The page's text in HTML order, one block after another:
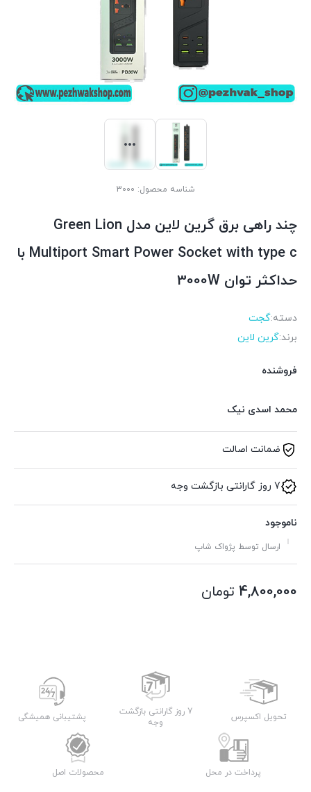
شناسه محصول: 3000
چند راهی برق گرین لاین مدل Green Lion
Multiport Smart Power Socket with type c با
حداکثر توان 3000W
دسته:گجت
برند:گرین لاین
فروشنده
محمد اسدی نیک
ضمانت اصالت
7 روز گارانتی بازگشت وجه
ناموجود
ارسال توسط پژواک شاپ
4,800,000 تومان
تحویل اکسپرس
7 روز گارانتی بازگشت
وجه
پشتیبانی همیشگی
پرداخت در محل محصولات اصل